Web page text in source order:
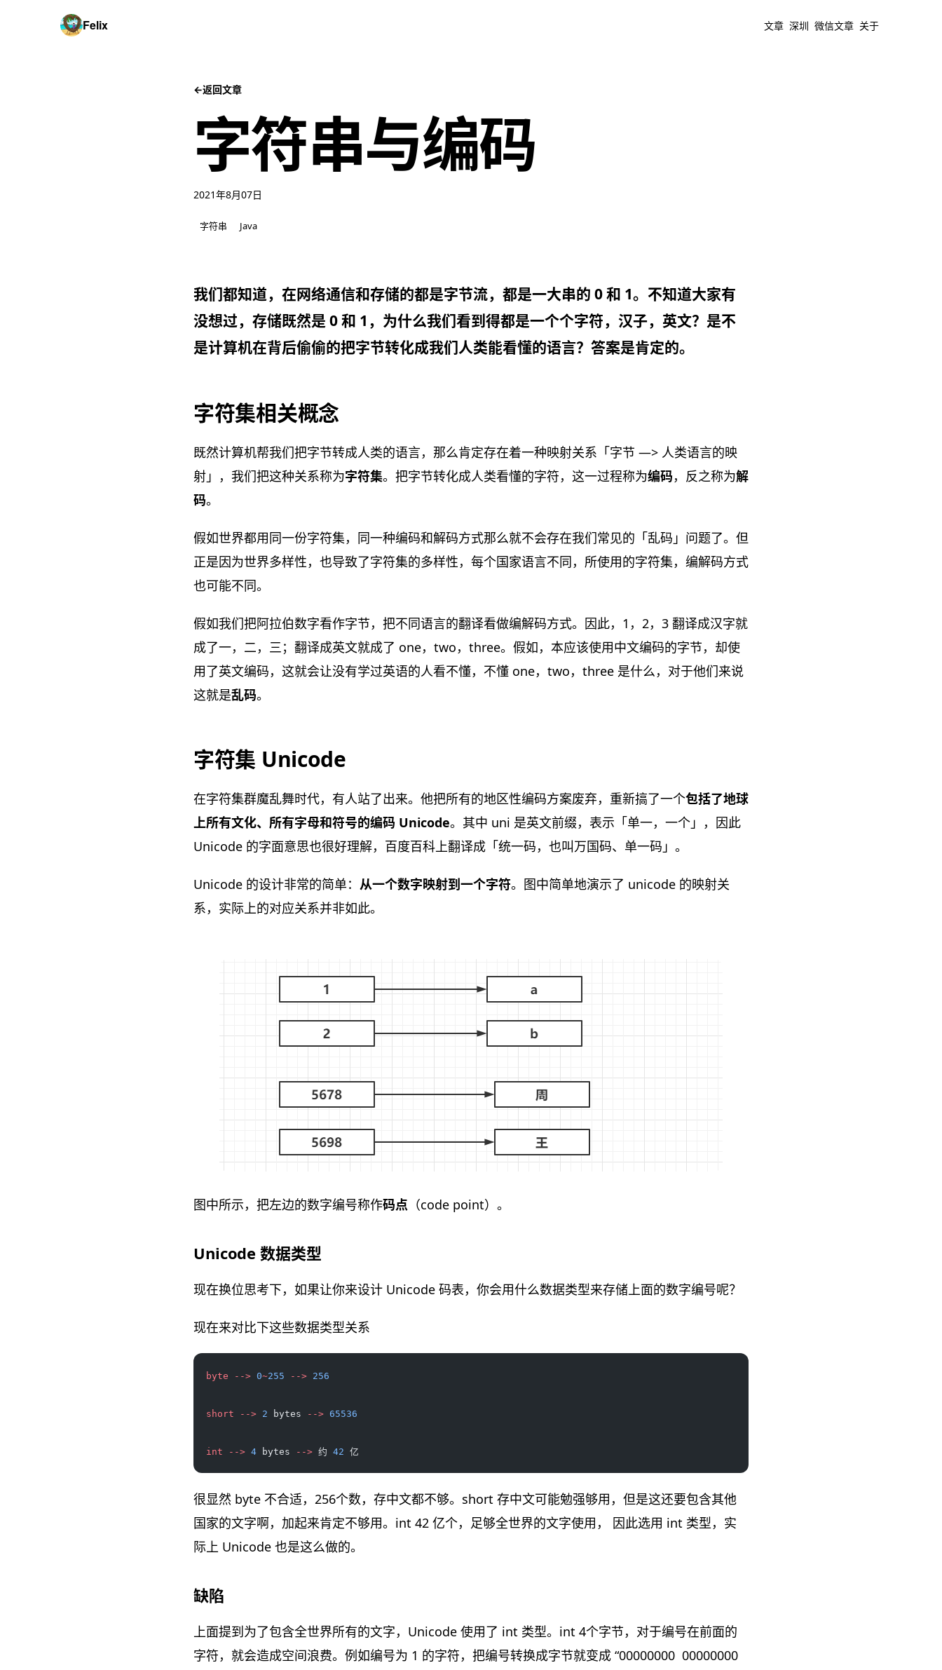
Felix 文章 深圳 微信文章 关于
←返回文章
字符串与编码
2021年8月07日
字符串 Java
我们都知道，在网络通信和存储的都是字节流，都是一大串的 0 和 1。不知道大家有
没想过，存储既然是 0 和 1，为什么我们看到得都是一个个字符，汉子，英文？是不
是计算机在背后偷偷的把字节转化成我们人类能看懂的语言？答案是肯定的。
字符集相关概念
既然计算机帮我们把字节转成人类的语言，那么肯定存在着一种映射关系「字节 —> 人类语言的映
射」，我们把这种关系称为字符集。把字节转化成人类看懂的字符，这一过程称为编码，反之称为解
码。
假如世界都用同一份字符集，同一种编码和解码方式那么就不会存在我们常见的「乱码」问题了。但
正是因为世界多样性，也导致了字符集的多样性，每个国家语言不同，所使用的字符集，编解码方式
也可能不同。
假如我们把阿拉伯数字看作字节，把不同语言的翻译看做编解码方式。因此，1，2，3 翻译成汉字就
成了一，二，三；翻译成英文就成了 one，two，three。假如，本应该使用中文编码的字节，却使
用了英文编码，这就会让没有学过英语的人看不懂，不懂 one，two，three 是什么，对于他们来说
这就是乱码。
字符集 Unicode
在字符集群魔乱舞时代，有人站了出来。他把所有的地区性编码方案废弃，重新搞了一个包括了地球
上所有文化、所有字母和符号的编码 Unicode。其中 uni 是英文前缀，表示「单一，一个」，因此
Unicode 的字面意思也很好理解，百度百科上翻译成「统一码，也叫万国码、单一码」。
Unicode 的设计非常的简单： 从一个数字映射到一个字符。图中简单地演示了 unicode 的映射关
系，实际上的对应关系并非如此。
图中所示，把左边的数字编号称作码点 （code point）。
Unicode 数据类型
现在换位思考下，如果让你来设计 Unicode 码表，你会用什么数据类型来存储上面的数字编号呢？
现在来对比下这些数据类型关系
byte --> 0~255 --> 256
short --> 2 bytes --> 65536
int --> 4 bytes --> 约 42 亿
很显然 byte 不合适，256个数，存中文都不够。short 存中文可能勉强够用，但是这还要包含其他
国家的文字啊，加起来肯定不够用。int 42 亿个，足够全世界的文字使用， 因此选用 int 类型，实
际上 Unicode 也是这么做的。
缺陷
上面提到为了包含全世界所有的文字，Unicode 使用了 int 类型。int 4个字节，对于编号在前面的
字符，就会造成空间浪费。例如编号为 1 的字符，把编号转换成字节就变成 “00000000 00000000